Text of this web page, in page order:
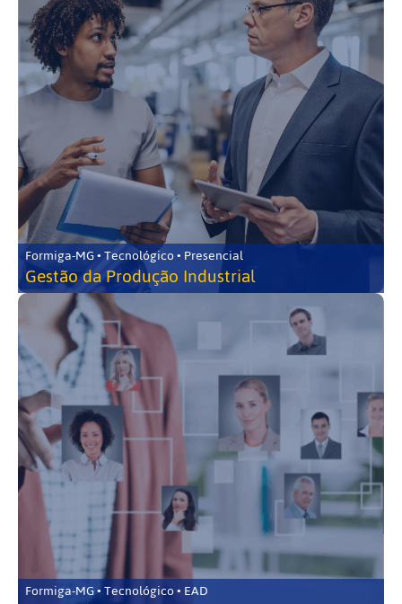
Formiga-MG • Tecnológico • Presencial
Gestão da Produção Industrial
Formiga-MG • Tecnológico • EAD